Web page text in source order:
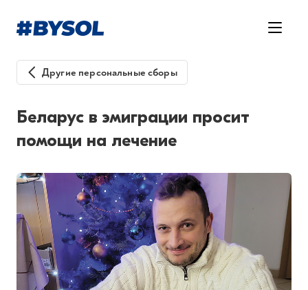
Другие персональные сборы
Беларус в эмиграции просит
помощи на лечение